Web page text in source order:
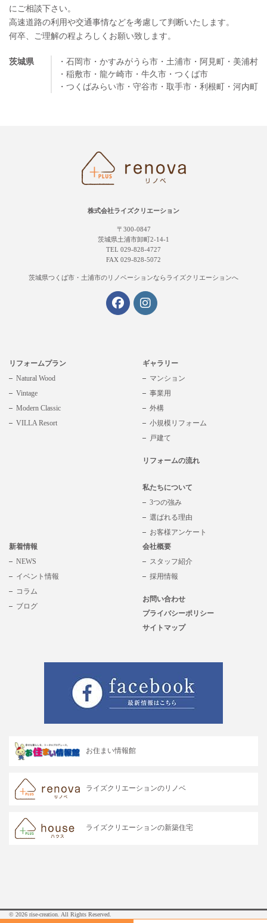
にご相談下さい。
高速道路の利用や交通事情などを考慮して判断いたします。
何卒、ご理解の程よろしくお願い致します。
茨城県 ・石岡市 ・かすみがうら市 ・土浦市 ・阿見町
・美浦村
・稲敷市 ・龍ケ崎市 ・牛久市 ・つくば市
・つくばみらい市 ・守谷市 ・取手市 ・利根町 ・河内町
株式会社ライズクリエーション
〒300-0847
茨城県土浦市卸町2-14-1
TEL 029-828-4727
FAX 029-828-5072
茨城県つくば市・土浦市のリノベーションならライズクリエーションへ
リフォームプラン
Natural Wood
Vintage
Modern Classic
VILLA Resort
ギャラリー
マンション
事業用
外構
小規模リフォーム
戸建て
リフォームの流れ
私たちについて
3つの強み
選ばれる理由
お客様アンケート
新着情報
NEWS
イベント情報
コラム
ブログ
会社概要
スタッフ紹介
採用情報
お問い合わせ
プライバシーポリシー
サイトマップ
お住まい情報館
ライズクリエーションのリノベ
ライズクリエーションの新築住宅
© 2026 rise-creation. All Rights Reserved.